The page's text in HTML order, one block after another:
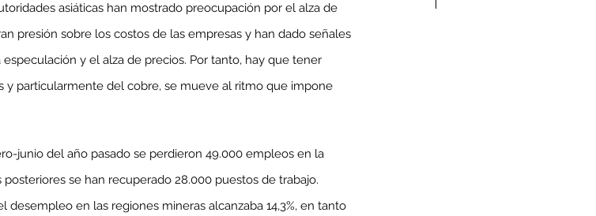
Bono Trimestral
Junio 2026
Condolencias Carlos
Humberto Vega Rivera
(Q.E.P.D.)
asiáticas han mostrado preocupación por el alza de
presión sobre los costos de las empresas y han dado señales
y el alza de precios. Por tanto, hay que tener
particularmente del cobre, se mueve al ritmo que impone
junio del año pasado se perdieron 49.000 empleos en la
se han recuperado 28.000 puestos de trabajo.
en las regiones mineras alcanzaba 14,3%, en tanto